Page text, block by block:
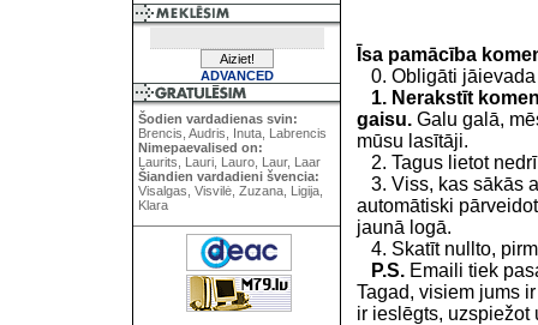
ADVANCED
Šodien vardadienas svin:
Brencis, Audris, Inuta, Labrencis
Nimepaevalised on:
Laurits, Lauri, Lauro, Laur, Laar
Šiandien vardadieni švencia:
Visalgas, Visvilė, Zuzana, Ligija,
Klara
Īsa pamācība
0. Obligāti jāievada
1. Nerakstīt
gaisu. Galu galā,
mūsu lasītāji.
2. Tagus lietot
3. Viss, kas sākās
automātiski
jaunā logā.
4. Skatīt nullto,
P.S. Emaili tiek
Tagad, visiem jums
ir ieslēgts, uzspiežot